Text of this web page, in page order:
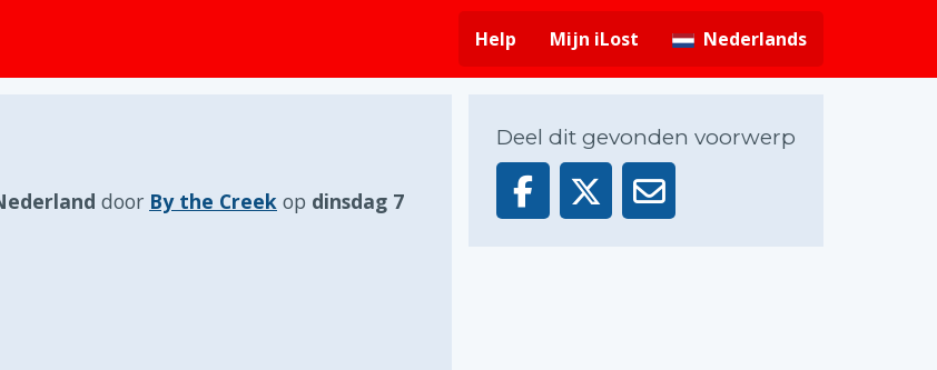
Help Mijn iLost Nederlands
door By the Creek op dinsdag 7
Deel dit gevonden voorwerp